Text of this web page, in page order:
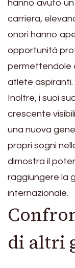
hanno avuto
carriera,
onori hanno
opportunità
permettendole
atlete aspiranti.
Inoltre, i suoi
crescente
una nuova
propri sogni
dimostra il
raggiungere la
internazionale.
di altri